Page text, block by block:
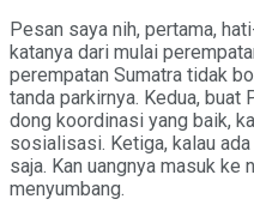
Pesan saya nih, pertama,
katanya dari mulai
perempatan Sumatra tidak
tanda parkirnya. Kedua,
dong koordinasi yang baik,
sosialisasi. Ketiga, kalau
saja. Kan uangnya masuk ke
menyumbang.